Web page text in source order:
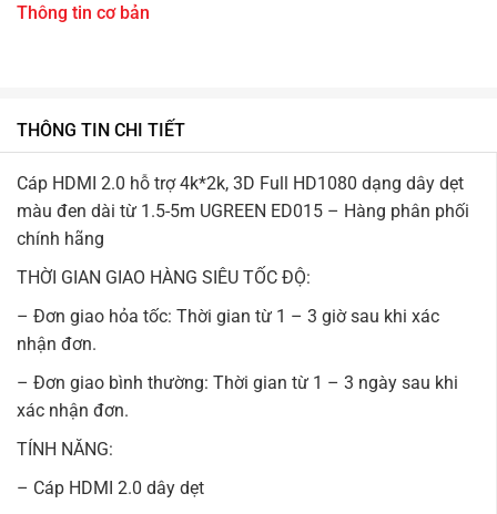
Thông tin cơ bản
THÔNG TIN CHI TIẾT
Cáp HDMI 2.0 hỗ trợ 4k*2k, 3D Full HD1080 dạng dây dẹt
màu đen dài từ 1.5-5m UGREEN ED015 – Hàng phân phối
chính hãng
THỜI GIAN GIAO HÀNG SIÊU TỐC ĐỘ:
– Đơn giao hỏa tốc: Thời gian từ 1 – 3 giờ sau khi xác
nhận đơn.
– Đơn giao bình thường: Thời gian từ 1 – 3 ngày sau khi
xác nhận đơn.
TÍNH NĂNG:
– Cáp HDMI 2.0 dây dẹt